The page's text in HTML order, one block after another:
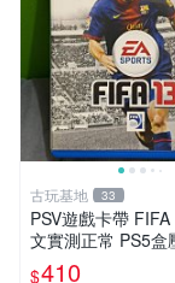
古玩基地 33
PSV遊戲卡帶
文實測正常 PS5盒
可驗收 FIFA 13
$410